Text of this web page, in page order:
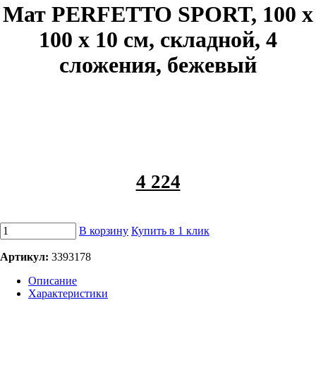
Мат PERFETTO SPORT, 100 х
100 х 10 см, складной, 4
сложения, бежевый
4 224
В корзину Купить в 1 клик
Артикул: 3393178
Описание
Характеристики